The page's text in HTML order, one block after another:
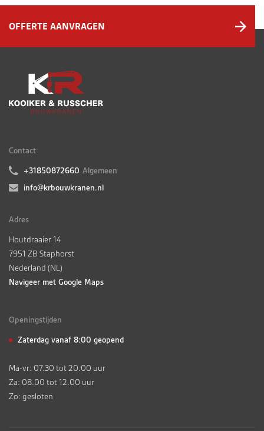
OFFERTE AANVRAGEN
Contact
+31850872660 Algemeen
info@krbouwkranen.nl
Adres
Houtdraaier 14
7951 ZB Staphorst
Nederland (NL)
Navigeer met Google Maps
Openingstijden
Zaterdag vanaf 8:00 geopend
Ma-vr: 07.30 tot 20.00 uur
Za: 08.00 tot 12.00 uur
Zo: gesloten